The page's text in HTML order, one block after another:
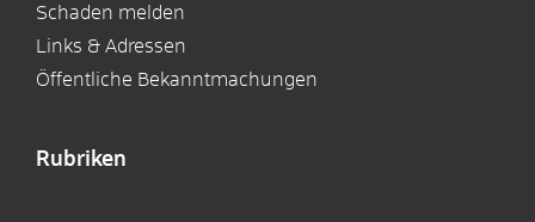
Schaden melden
Links & Adressen
Öffentliche Bekanntmachungen
Rubriken